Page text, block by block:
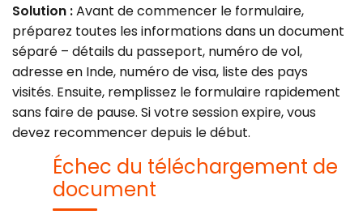
Solution :Avant de commencer le formulaire,
préparez toutes les informations dans un document
séparé – détails du passeport, numéro de vol,
adresse en Inde, numéro de visa, liste des pays
visités. Ensuite, remplissez le formulaire rapidement
sans faire de pause. Si votre session expire, vous
devez recommencer depuis le début.
Échec du téléchargement de
document